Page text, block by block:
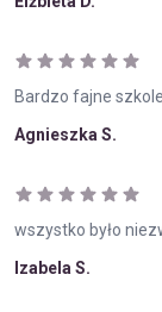
Bardzo fajne
Agnieszka S.
wszystko było
Izabela S.